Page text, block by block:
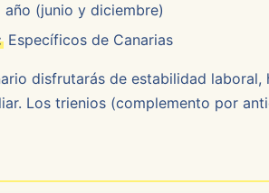
año (junio y diciembre)
Específicos de Canarias
disfrutarás de estabilidad
Los trienios (complemento por